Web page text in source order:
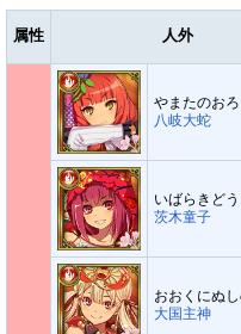
属性 人外
やまたのお
八岐大蛇
いばらきど
茨木童子
おおくにぬ
大国主神